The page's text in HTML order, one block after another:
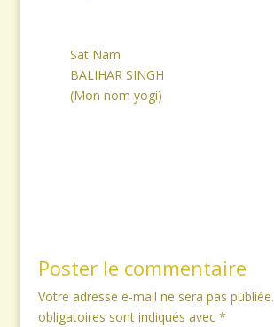
Sat Nam
BALIHAR SINGH
(Mon nom yogi)
Poster le commentaire
Votre adresse e-mail ne sera pas publiée.
obligatoires sont indiqués avec *